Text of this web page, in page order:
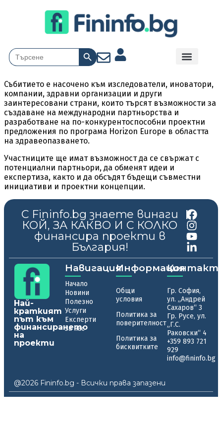
Search
for:
Search Button
Събитието е насочено към изследователи, иноватори,
компании, здравни организации и други
заинтересовани страни, които търсят възможности за
създаване на международни партньорства и
разработване на по-конкурентоспособни проектни
предложения по програма Horizon Europe в областта
на здравеопазването.
Участниците ще имат възможност да се свържат с
потенциални партньори, да обменят идеи и
експертиза, както и да обсъдят бъдещи съвместни
инициативи и проектни концепции.
С Fininfo.bg знаете винаги
КОЙ, ЗА КАКВО И С КОЛКО
финансира проекти в
България!
|
Най-
краткият
път към
финансирането
на
проекти
Навигация
Начало
Новини
Полезно
Услуги
Експерти
За нас
Информация
Общи
условия
Политика за
поверителност
Политика за
бисквитките
Гр. София,
ул. „Андрей
Сахаров“ 3
Гр. Русе, ул.
„Г.С.
Раковски“ 4
+359 893 721
929
info@fininfo.bg
@2026 Fininfo.bg - Всички права запазени